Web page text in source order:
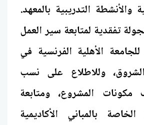
والأنشطة التدريبية بالمعهد.
تفقدية لمتابعة سير العمل
الأهلية الفرنسية في
وللاطلاع على نسب
مكونات المشروع، ومتابعة
بالمباني الأكاديمية